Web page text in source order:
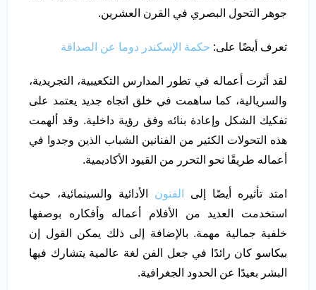
جوهر التحول البصري في القرن العشرين.
تعرف أيضًا على: حكمة الإسكندر دوما عن الصداقة
لقد أثرت أعماله في تطور المدارس التكعيبية، التجريدية،
والسريالية، كما ساهمت في خلق اتجاه جديد يعتمد على
تفكيك الشكل وإعادة بنائه وفق رؤية داخلية. وقد ألهمت
هذه التحولات الكثير من الفنانين الشباب الذين وجدوا في
أعماله طريقًا نحو التحرر من القيود الأكاديمية.
امتد تأثيره أيضًا إلى الفنون الأدائية والسينمائية، حيث
استخدمت العديد من الأفلام أعماله وأفكاره بوصفها
خلفية جمالية مهمة. بالإضافة إلى ذلك يمكن القول إن
بيكاسو كان رائدًا في جعل الفن لغة عالمية يتشارك فيها
البشر بعيدًا عن الحدود الجغرافية.